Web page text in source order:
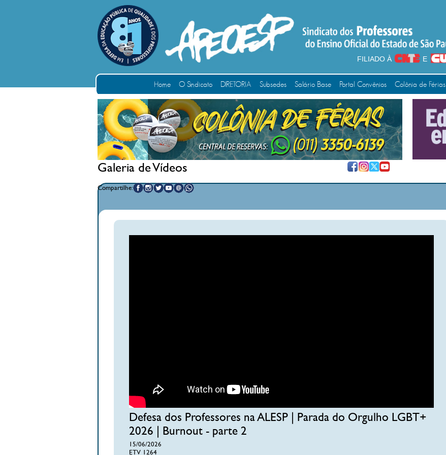
FILIADO À E
Home O Sindicato DIRETORIA Subsedes Salário Base Portal Convênios Colônia de Férias
Galeria de Vídeos
Compartilhe:
Defesa dos Professores na ALESP | Parada do Orgulho LGBT+
2026 | Burnout - parte 2
15/06/2026
ETV 1264